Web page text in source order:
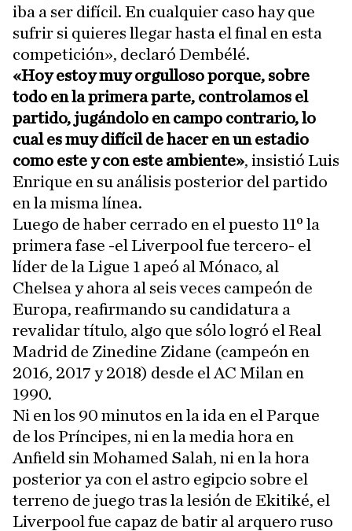
iba a ser difícil. En cualquier caso hay que
sufrir si quieres llegar hasta el final en esta
competición», declaró Dembélé.
«Hoy estoy muy orgulloso porque, sobre
todo en la primera parte, controlamos el
partido, jugándolo en campo contrario, lo
cual es muy difícil de hacer en un estadio
como este y con este ambiente», insistió Luis
Enrique en su análisis posterior del partido
en la misma línea.
Luego de haber cerrado en el puesto 11º la
primera fase -el Liverpool fue tercero- el
líder de la Ligue 1 apeó al Mónaco, al
Chelsea y ahora al seis veces campeón de
Europa, reafirmando su candidatura a
revalidar título, algo que sólo logró el Real
Madrid de Zinedine Zidane (campeón en
2016, 2017 y 2018) desde el AC Milan en
1990.
Ni en los 90 minutos en la ida en el Parque
de los Príncipes, ni en la media hora en
Anfield sin Mohamed Salah, ni en la hora
posterior ya con el astro egipcio sobre el
terreno de juego tras la lesión de Ekitiké, el
Liverpool fue capaz de batir al arquero ruso